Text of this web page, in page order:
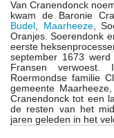
Van Cranendonck
kwam de Baronie
Budel
Maarheeze,
Oranjes. Soerendonk
eerste
september 1673
Fransen
Roermondse familie
gemeente
Cranendonck tot een
de resten van het
jaren geleden in het